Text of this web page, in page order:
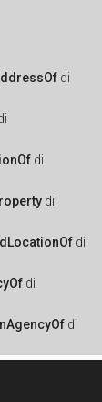
di
di
di
di
di
di